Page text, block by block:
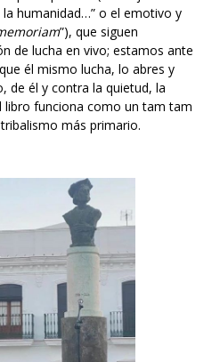
la humanidad…” o el emotivo y
”), que siguen
de lucha en vivo; estamos ante
él mismo lucha, lo abres y
de él y contra la quietud, la
libro funciona como un tam tam
más primario.